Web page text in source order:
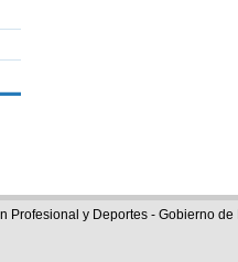
Profesional y Deportes - Gobierno de